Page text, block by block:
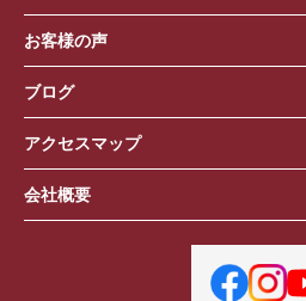
お客様の声
ブログ
アクセスマップ
会社概要